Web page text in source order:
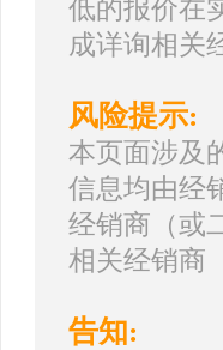
低的报价在
成详询相关
风险提示:
本页面涉及
信息均由经
经销商（或
相关经销商
告知: